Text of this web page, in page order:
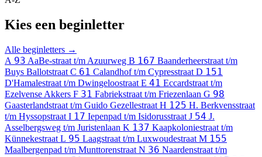
Kies een beginletter
Alle beginletters →
A 93 AaBe-straat t/m Azuurweg B 167 Baanderheerstraat t/m
Buys Ballotstraat C 61 Calandhof t/m Cypresstraat D 151
D'Hamalestraat t/m Dwingeloostraat E 41 Eccardstraat t/m
Ezelvense Akkers F 31 Fabriekstraat t/m Friezenlaan G 98
Gaasterlandstraat t/m Guido Gezellestraat H 125 H. Berkvensstraat
t/m Hyssopstraat I 17 Iepenpad t/m Isidorusstraat J 54 J.
Asselbergsweg t/m Juristenlaan K 137 Kaapkoloniestraat t/m
Künnekestraat L 95 Laagstraat t/m Luxwoudestraat M 155
Maalbergenpad t/m Munttorenstraat N 36 Naardenstraat t/m